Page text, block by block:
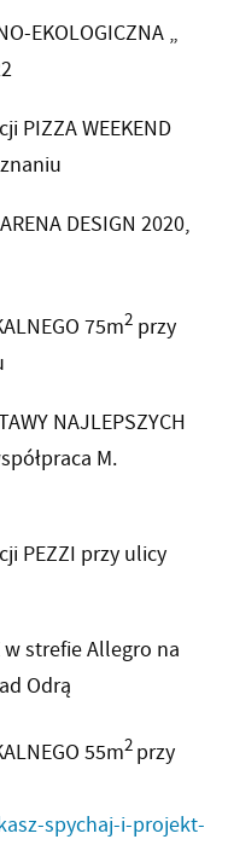
EKOLOGICZNA „
PIZZA WEEKEND
DESIGN 2020,
75m2przy
NAJLEPSZYCH
M.
PEZZI przy ulicy
w strefie Allegro na
Odrą
55m2 przy
spychaj-i-projekt-